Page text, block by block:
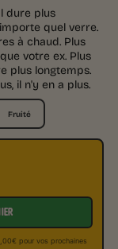
dure plus
quel verre.
à chaud. Plus
votre ex. Plus
plus longtemps.
il n'y en a plus.
Fruité
pour vos prochaines